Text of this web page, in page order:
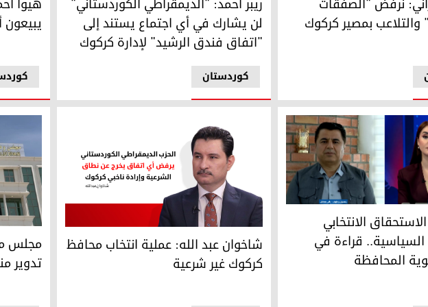
بمصير كركوك
کوردستان
لن يشارك في أي اجتماع يستند إلى
"اتفاق فندق الرشيد" لإدارة كركوك
السلطة منذ 2003
الانتخابي والتسويات السياسية.. قراءة في مستقبل هوية المحافظة
الانتخابي
قراءة في
المحافظة
شاخوان عبد الله: عملية انتخاب محافظ كركوك غير شرعية
شاخوان عبد الله: عملية انتخاب محافظ
كركوك غير شرعية
مجلس
مجلس
تدوير